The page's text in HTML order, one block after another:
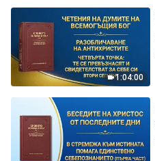
1:04:00